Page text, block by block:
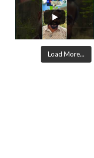
Load More...